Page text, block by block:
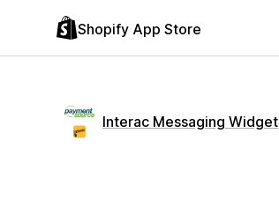
Shopify App Store
Interac Messaging Widget